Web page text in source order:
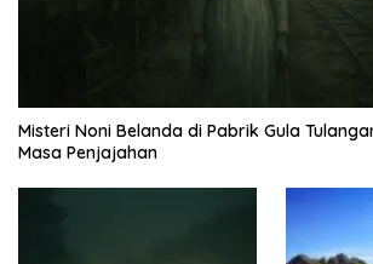
Misteri Noni Belanda di Pabrik Gula
Masa Penjajahan